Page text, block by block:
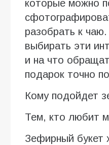
которые можно
разобрать к
выбирать эти
и на что
подарок точно
Кому подойдет
Тем, кто любит
Зефирный букет